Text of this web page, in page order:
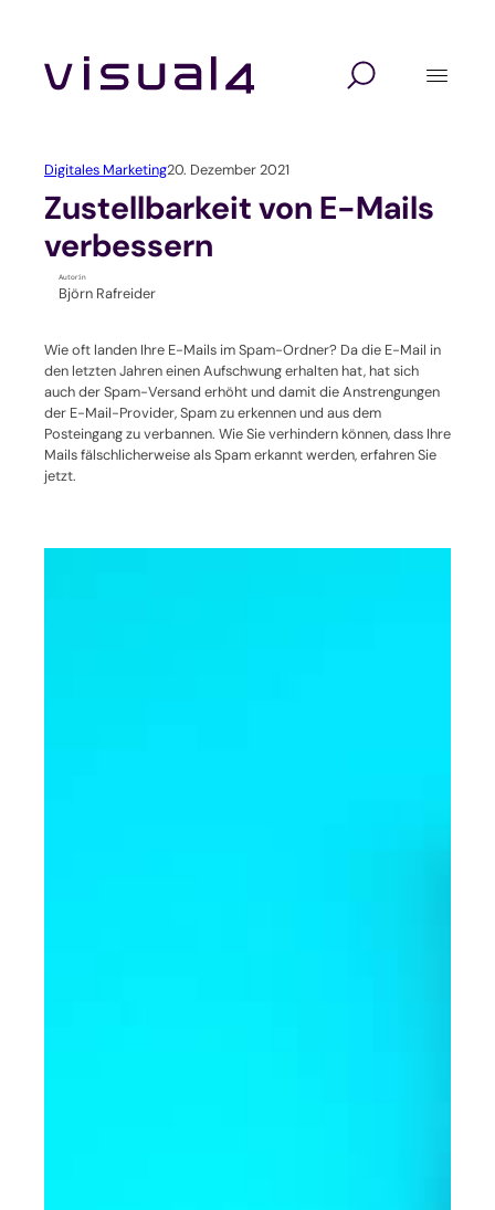
springen
Digitales Marketing20. Dezember 2021
Zustellbarkeit von E-Mails
verbessern
Autor:in
Björn Rafreider
Wie oft landen Ihre E-Mails im Spam-Ordner? Da die E-Mail in
den letzten Jahren einen Aufschwung erhalten hat, hat sich
auch der Spam-Versand erhöht und damit die Anstrengungen
der E-Mail-Provider, Spam zu erkennen und aus dem
Posteingang zu verbannen. Wie Sie verhindern können, dass Ihre
Mails fälschlicherweise als Spam erkannt werden, erfahren Sie
jetzt.
Lösungen
Webshop
Marketing Automation
Kundenverwaltung mit CRM
Self-Service-Portal
Veranstaltungssoftware
Verbandssoftware
Digitalagentur
Marketing
Technologie
Branchen
Seminaranbieter / Akademien
Verbände und Vereine
Unternehmen / KMU